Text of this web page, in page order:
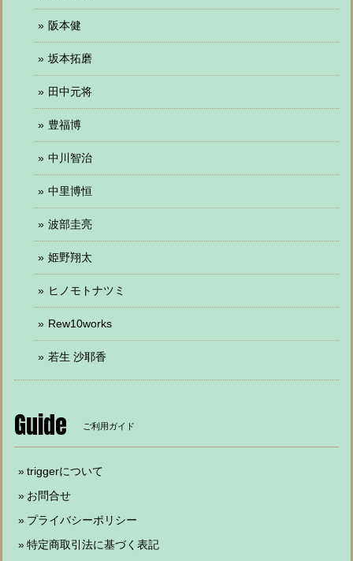
阪本健
坂本拓磨
田中元将
豊福博
中川智治
中里博恒
波部圭亮
姫野翔太
ヒノモトナツミ
Rew10works
若生 沙耶香
Guide ご利用ガイド
triggerについて
お問合せ
プライバシーポリシー
特定商取引法に基づく表記